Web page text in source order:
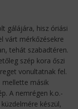
gálájára, hisz óriási
várt mérkőzésekre
tehát szabadtéren.
szép kora őszi
vonultatnak fel.
mellette másik
A nemrégen k.o.-
készül,